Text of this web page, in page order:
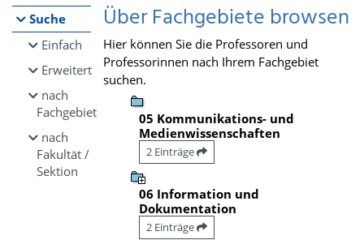
Suche
Einfach
Erweitert
nach
Fachgebiet
nach
Fakultät /
Sektion
Über Fachgebiete browsen
Hier können Sie die Professoren und
Professorinnen nach Ihrem Fachgebiet
suchen.
05 Kommunikations- und
Medienwissenschaften
2 Einträge
06 Information und
Dokumentation
2 Einträge